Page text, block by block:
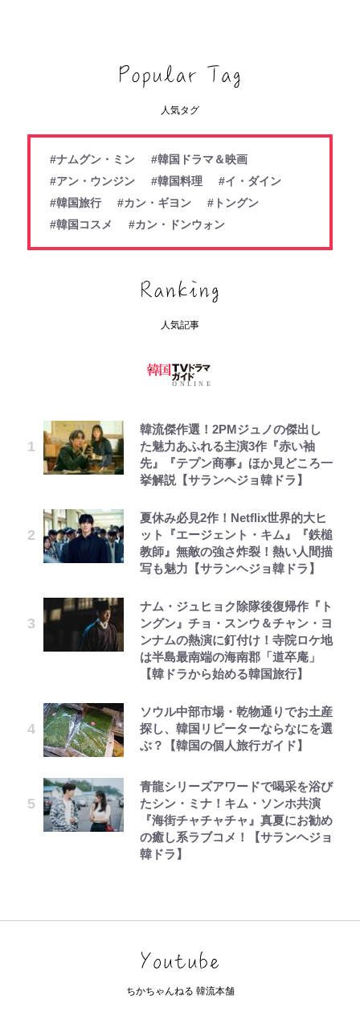
人気タグ
#ナムグン・ミン
#韓国ドラマ＆映画
#アン・ウンジン
#韓国料理
#イ・ダイン
#韓国旅行
#カン・ギヨン
#トングン
#韓国コスメ
#カン・ドンウォン
人気記事
韓流傑作選！2PMジュノの傑出し
た魅力あふれる主演3作『赤い袖
先』『テプン商事』ほか見どころ一
挙解説【サランヘジョ韓ドラ】
夏休み必見2作！Netflix世界的大ヒ
ット『エージェント・キム』『鉄槌
教師』無敵の強さ炸裂！熱い人間描
写も魅力【サランヘジョ韓ドラ】
ナム・ジュヒョク除隊後復帰作『ト
ングン』チョ・スンウ＆チャン・ヨ
ンナムの熱演に釘付け！寺院ロケ地
は半島最南端の海南郡「道卒庵」
【韓ドラから始める韓国旅行】
ソウル中部市場・乾物通りでお土産
探し、韓国リピーターならなにを選
ぶ？【韓国の個人旅行ガイド】
青龍シリーズアワードで喝采を浴び
たシン・ミナ！キム・ソンホ共演
『海街チャチャチャ』真夏にお勧め
の癒し系ラブコメ！【サランヘジョ
韓ドラ】
ちかちゃんねる 韓流本舗